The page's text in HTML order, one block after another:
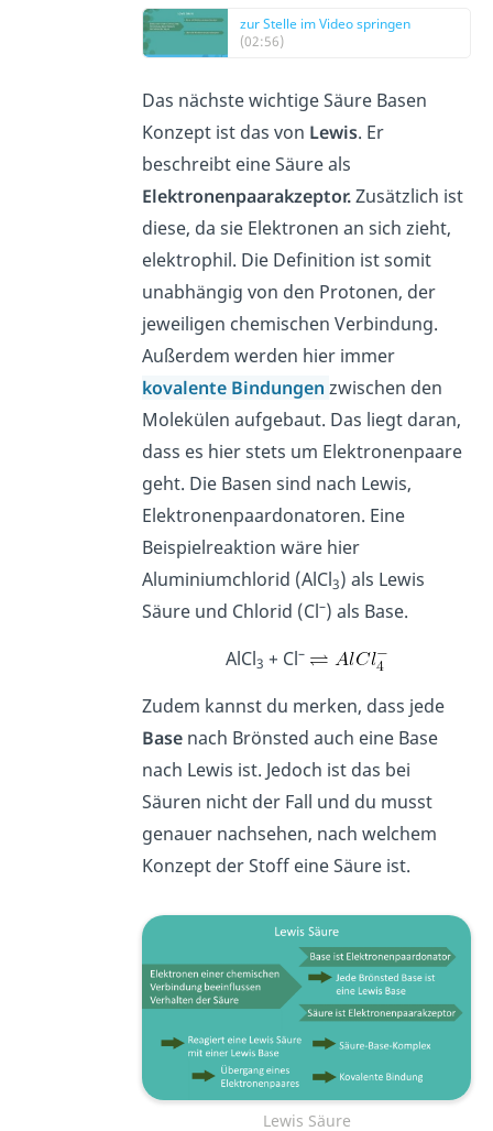
zur Stelle im Video springen
(02:56)
Das nächste wichtige Säure Basen
Konzept ist das von Lewis. Er
beschreibt eine Säure als
Elektronenpaarakzeptor.Zusätzlich ist
diese, da sie Elektronen an sich zieht,
elektrophil. Die Definition ist somit
unabhängig von den Protonen, der
jeweiligen chemischen Verbindung.
Außerdem werden hier immer
kovalente Bindungenzwischen den
Molekülen aufgebaut. Das liegt daran,
dass es hier stets um Elektronenpaare
geht. Die Basen sind nach Lewis,
Elektronenpaardonatoren. Eine
Beispielreaktion wäre hier
Aluminiumchlorid (AlCl3) als Lewis
Säure und Chlorid (Cl–) als Base.
AlCl3 + Cl–
Zudem kannst du merken, dass jede
Base nach Brönsted auch eine Base
nach Lewis ist. Jedoch ist das bei
Säuren nicht der Fall und du musst
genauer nachsehen, nach welchem
Konzept der Stoff eine Säure ist.
Lewis Säure